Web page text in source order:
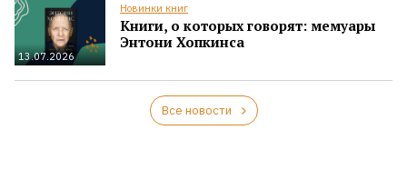
13.07.2026
Новинки книг
Книги, о которых говорят: мемуары
Энтони Хопкинса
Все новости